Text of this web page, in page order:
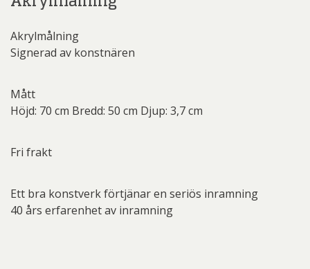
Akrylmålning
Signerad av konstnären
Mått
Höjd: 70 cm Bredd: 50 cm Djup: 3,7 cm
Fri frakt
Ett bra konstverk förtjänar en seriös inramning
40 års erfarenhet av inramning